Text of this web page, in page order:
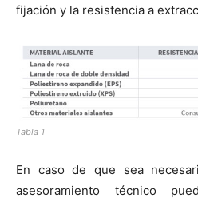
fijación y la resistencia a
Tabla 1
En caso de que sea
asesoramiento técnico